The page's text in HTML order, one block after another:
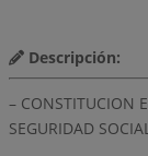
Descripción:
– CONSTITUCION
SEGURIDAD